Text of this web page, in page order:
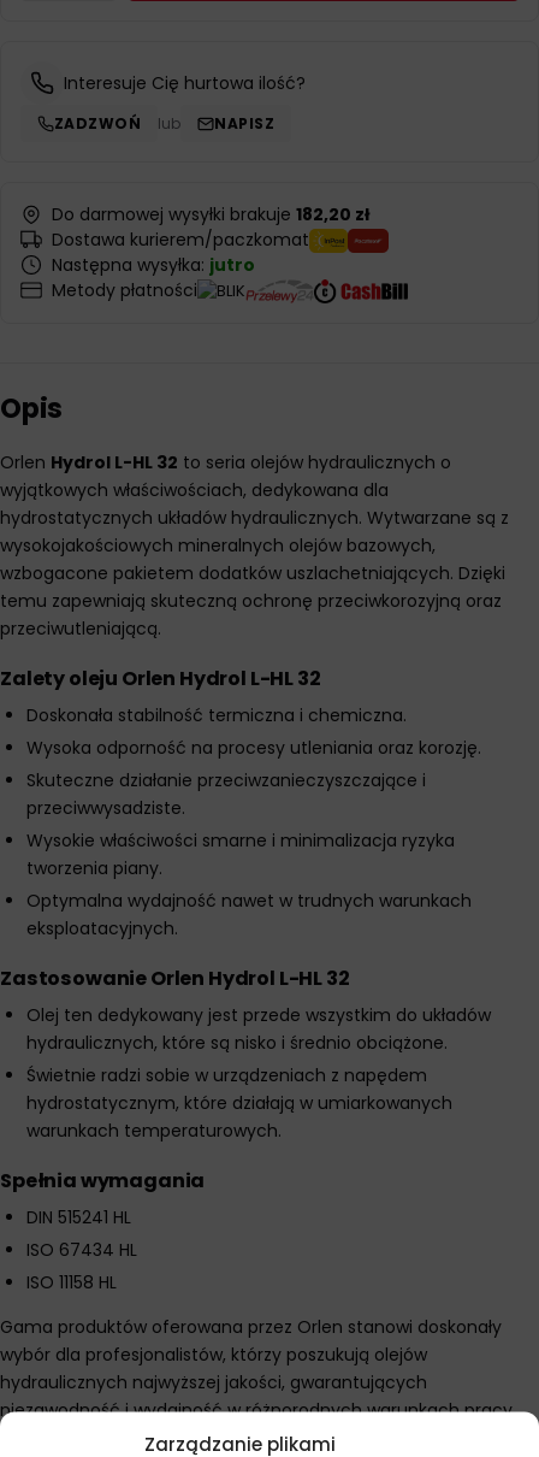
Zarządzanie plikami
Interesuje Cię hurtowa ilość?
ZADZWOŃ lub NAPISZ
Do darmowej wysyłki brakuje 182,20 zł
Dostawa kurierem/paczkomat
Następna wysyłka: jutro
Metody płatności
Opis
Orlen Hydrol L-HL 32 to seria olejów hydraulicznych o
wyjątkowych właściwościach, dedykowana dla
hydrostatycznych układów hydraulicznych. Wytwarzane są z
wysokojakościowych mineralnych olejów bazowych,
wzbogacone pakietem dodatków uszlachetniających. Dzięki
temu zapewniają skuteczną ochronę przeciwkorozyjną oraz
przeciwutleniającą.
Zalety oleju Orlen Hydrol L-HL 32
Doskonała stabilność termiczna i chemiczna.
Wysoka odporność na procesy utleniania oraz korozję.
Skuteczne działanie przeciwzanieczyszczające i
przeciwwysadziste.
Wysokie właściwości smarne i minimalizacja ryzyka
tworzenia piany.
Optymalna wydajność nawet w trudnych warunkach
eksploatacyjnych.
Zastosowanie Orlen Hydrol L-HL 32
Olej ten dedykowany jest przede wszystkim do układów
hydraulicznych, które są nisko i średnio obciążone.
Świetnie radzi sobie w urządzeniach z napędem
hydrostatycznym, które działają w umiarkowanych
warunkach temperaturowych.
Spełnia wymagania
DIN 515241 HL
ISO 67434 HL
ISO 11158 HL
Gama produktów oferowana przez Orlen stanowi doskonały
wybór dla profesjonalistów, którzy poszukują olejów
hydraulicznych najwyższej jakości, gwarantujących
niezawodność i wydajność w różnorodnych warunkach pracy.